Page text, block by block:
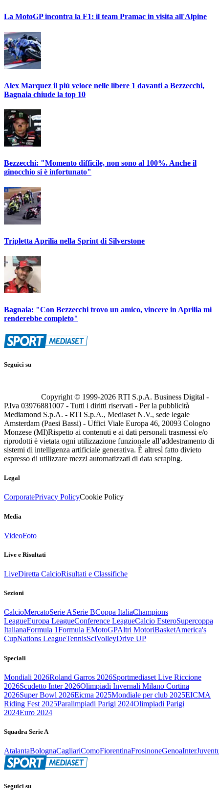
La MotoGP incontra la F1: il team Pramac in visita all'Alpine
Alex Marquez il più veloce nelle libere 1 davanti a Bezzecchi,
Bagnaia chiude la top 10
Bezzecchi: "Momento difficile, non sono al 100%. Anche il
ginocchio si è infortunato"
Tripletta Aprilia nella Sprint di Silverstone
Bagnaia: "Con Bezzecchi trovo un amico, vincere in Aprilia mi
renderebbe completo"
Seguici su
Copyright © 1999-2026 RTI S.p.A. Business Digital -
P.Iva 03976881007 - Tutti i diritti riservati - Per la pubblicità
Mediamond S.p.A. - RTI S.p.A., Mediaset N.V., sede legale
Amsterdam (Paesi Bassi) - Uffici Viale Europa 46, 20093 Cologno
Monzese (MI)Rispetto ai contenuti e ai dati personali trasmessi e/o
riprodotti è vietata ogni utilizzazione funzionale all’addestramento di
sistemi di intelligenza artificiale generativa. È altresì fatto divieto
espresso di utilizzare mezzi automatizzati di data scraping.
Legal
CorporatePrivacy PolicyCookie Policy
Media
VideoFoto
Live e Risultati
LiveDiretta CalcioRisultati e Classifiche
Sezioni
CalcioMercatoSerie ASerie BCoppa ItaliaChampions
LeagueEuropa LeagueConference LeagueCalcio EsteroSupercoppa
ItalianaFormula 1Formula EMotoGPAltri MotoriBasketAmerica's
CupNations LeagueTennisSciVolleyDrive UP
Speciali
Mondiali 2026Roland Garros 2026Sportmediaset Live Riccione
2026Scudetto Inter 2026Olimpiadi Invernali Milano Cortina
2026Super Bowl 2026Eicma 2025Mondiale per club 2025EICMA
Riding Fest 2025Paralimpiadi Parigi 2024Olimpiadi Parigi
2024Euro 2024
Squadra Serie A
AtalantaBolognaCagliariComoFiorentinaFrosinoneGenoaInter
Seguici su